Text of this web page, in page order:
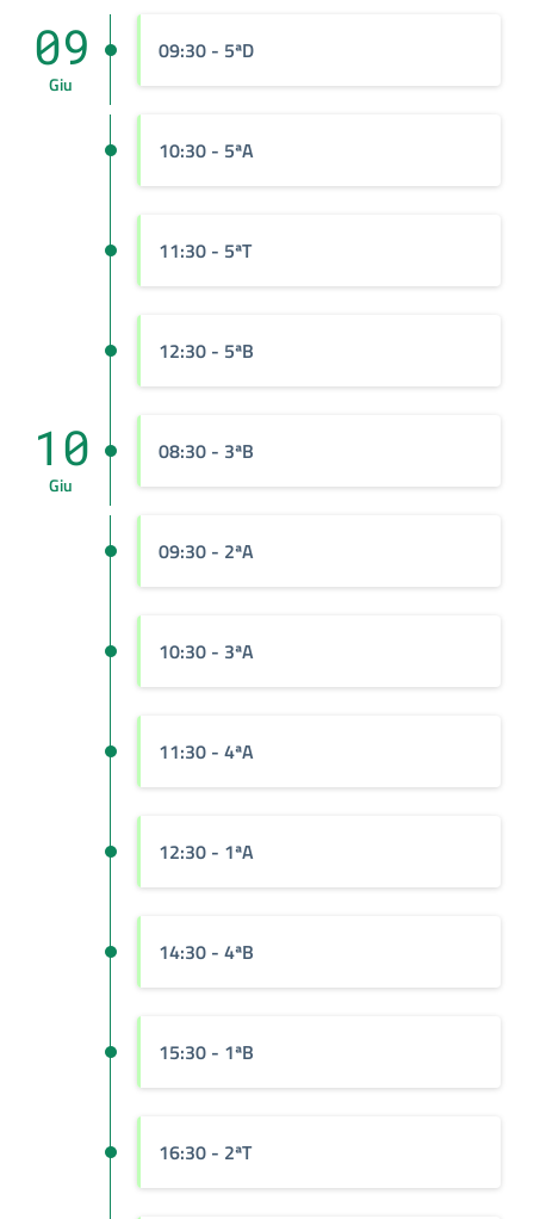
09
Giu
09:30 - 5ªD
10:30 - 5ªA
11:30 - 5ªT
12:30 - 5ªB
10
Giu
08:30 - 3ªB
09:30 - 2ªA
10:30 - 3ªA
11:30 - 4ªA
12:30 - 1ªA
14:30 - 4ªB
15:30 - 1ªB
16:30 - 2ªT